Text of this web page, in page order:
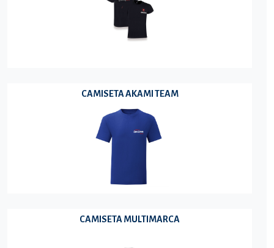
CAMISETA AKAMI TEAM
CAMISETA MULTIMARCA